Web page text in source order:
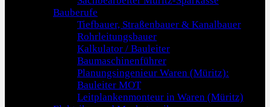
Bauberufe
Tiefbauer, Straßenbauer & Kanalbauer
Rohrleitungsbauer
Kalkulator / Bauleiter
Baumaschinenführer
Planungsingenieur Waren (Müritz):
Bauleiter MOT
Leitplankenmonteur in Waren (Müritz)